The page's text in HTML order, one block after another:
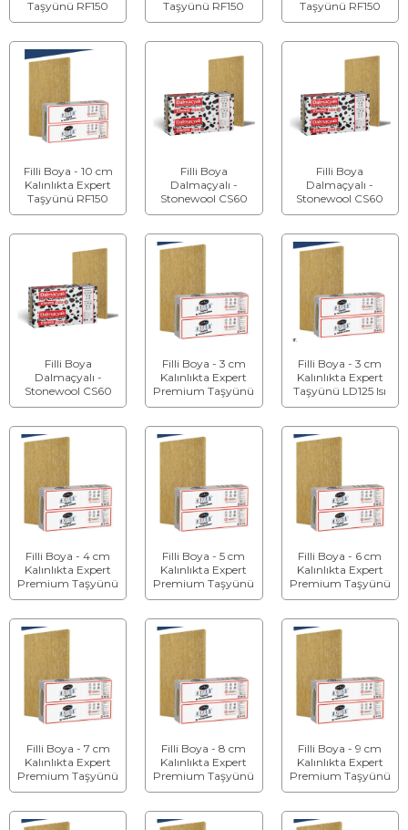
Taşyünü RF150
Teras Çatı Levhası
Taşyünü RF150
Teras Çatı Levhası
Taşyünü RF150
Teras Çatı Levhası
Filli Boya - 10 cm
Kalınlıkta Expert
Taşyünü RF150
Teras Çatı Levhası
Filli Boya
Dalmaçyalı -
Stonewool CS60
Taşyünü Teras Çatı
Filli Boya
Dalmaçyalı -
Stonewool CS60
Taşyünü Teras Çatı
cm
Filli Boya
Dalmaçyalı -
Stonewool CS60
Taşyünü Teras Çatı
Filli Boya - 3 cm
Kalınlıkta Expert
Premium Taşyünü
Isı Yalıtım Levhası
Filli Boya - 3 cm
Kalınlıkta Expert
Taşyünü LD125 Isı
Yalıtım Levhası
Filli Boya - 4 cm
Kalınlıkta Expert
Premium Taşyünü
Isı Yalıtım Levhası
Filli Boya - 5 cm
Kalınlıkta Expert
Premium Taşyünü
Isı Yalıtım Levhası
Filli Boya - 6 cm
Kalınlıkta Expert
Premium Taşyünü
Isı Yalıtım Levhası
Filli Boya - 7 cm
Kalınlıkta Expert
Premium Taşyünü
Isı Yalıtım Levhası
Filli Boya - 8 cm
Kalınlıkta Expert
Premium Taşyünü
Isı Yalıtım Levhası
Filli Boya - 9 cm
Kalınlıkta Expert
Premium Taşyünü
Isı Yalıtım Levhası